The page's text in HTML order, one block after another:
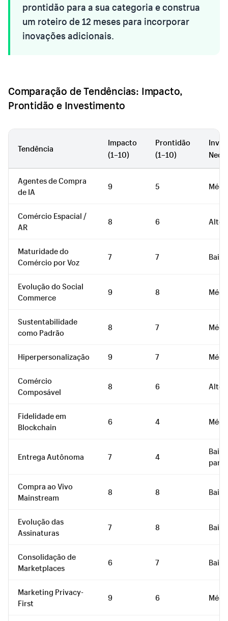
prontidão para a sua categoria e construa
um roteiro de 12 meses para incorporar
inovações adicionais.
Comparação de Tendências: Impacto,
Prontidão e Investimento
Tendência
Impacto
(1–10)
Prontidão
(1–10)
Agentes de Compra
de IA
9 5
Comércio Espacial /
AR
8 6 Alto
Maturidade do
Comércio por Voz
7 7
Evolução do Social
Commerce
9 8
Sustentabilidade
como Padrão
8 7
Hiperpersonalização 9 7
Comércio
Composável
8 6 Alto
Fidelidade em
Blockchain
6 4
Entrega Autônoma 7 4
Compra ao Vivo
Mainstream
8 8
Evolução das
Assinaturas
7 8 Baixo
Consolidação de
Marketplaces
6 7 Baixo
Marketing Privacy-
First
9 6